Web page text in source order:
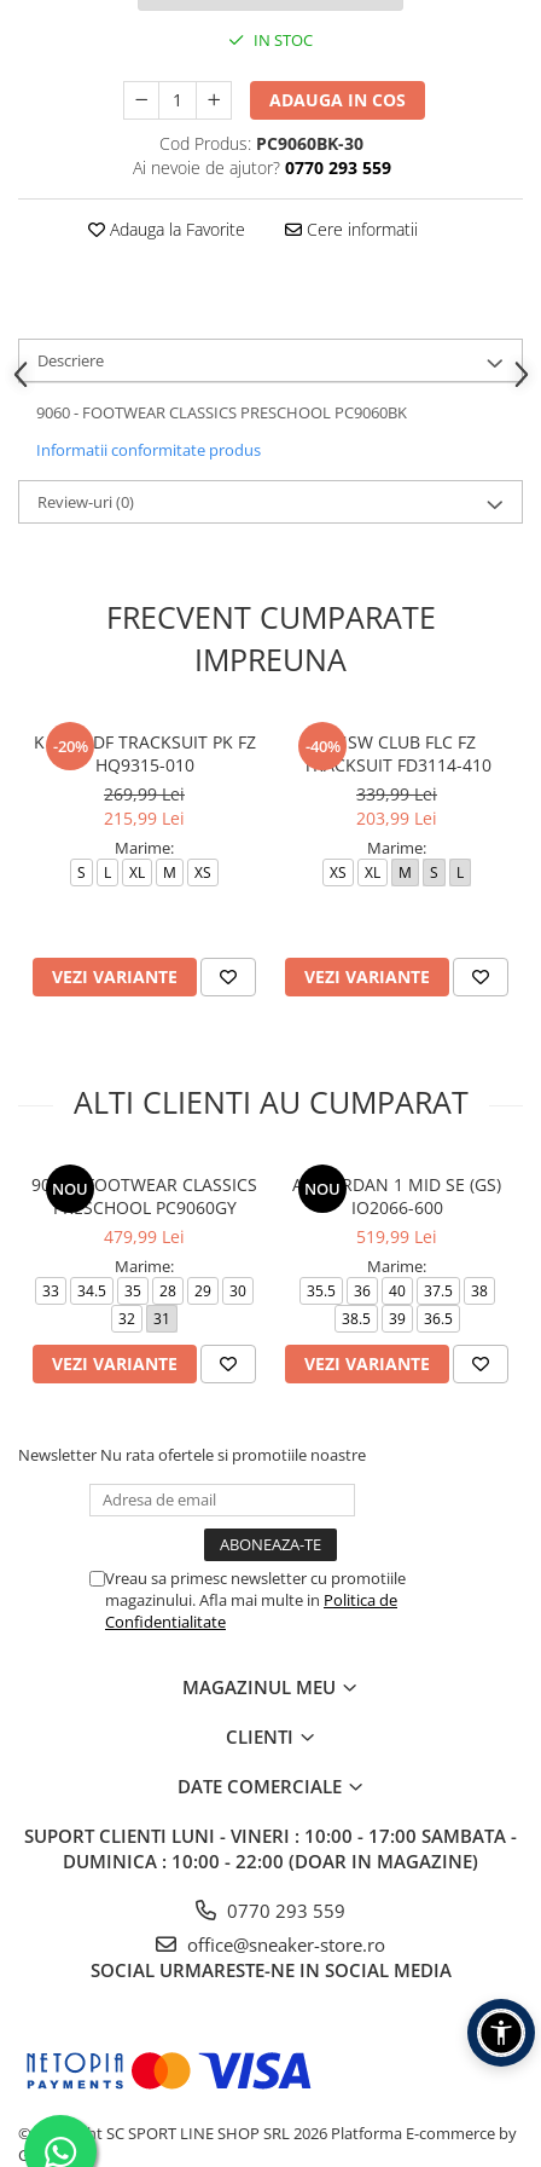
IN STOC
ADAUGA IN COS
Cod Produs: PC9060BK-30
Ai nevoie de ajutor? 0770 293 559
Adauga la Favorite Cere informatii
Descriere
9060 - FOOTWEAR CLASSICS PRESCHOOL PC9060BK
Informatii conformitate produs
Review-uri(0)
FRECVENT CUMPARATE
IMPREUNA
-20%
K NSW DF TRACKSUIT PK FZ
HQ9315-010
269,99 Lei
215,99 Lei
Marime:
S L XL M XS
VEZI VARIANTE
-40%
K NSW CLUB FLC FZ
TRACKSUIT FD3114-410
339,99 Lei
203,99 Lei
Marime:
XS XL M S L
VEZI VARIANTE
ALTI CLIENTI AU CUMPARAT
NOU
9060 - FOOTWEAR CLASSICS
PRESCHOOL PC9060GY
479,99 Lei
Marime:
33 34.5 35 28 29
30
32
31
VEZI VARIANTE
NOU
AIR JORDAN 1 MID SE (GS)
IO2066-600
519,99 Lei
Marime:
35.5 36 40 37.5
38
38.5
39 36.5
VEZI VARIANTE
Newsletter Nu rata ofertele si promotiile noastre
Vreau sa primesc newsletter cu promotiile
magazinului. Afla mai multe in Politica de
Confidentialitate
MAGAZINUL MEU
CLIENTI
DATE COMERCIALE
SUPORT CLIENTI LUNI - VINERI : 10:00 - 17:00 SAMBATA -
DUMINICA : 10:00 - 22:00 (DOAR IN MAGAZINE)
0770 293 559
office@sneaker-store.ro
SOCIAL URMARESTE-NE IN SOCIAL MEDIA
©Copyright SC SPORT LINE SHOP SRL 2026 Platforma E-commerce by
Gomag